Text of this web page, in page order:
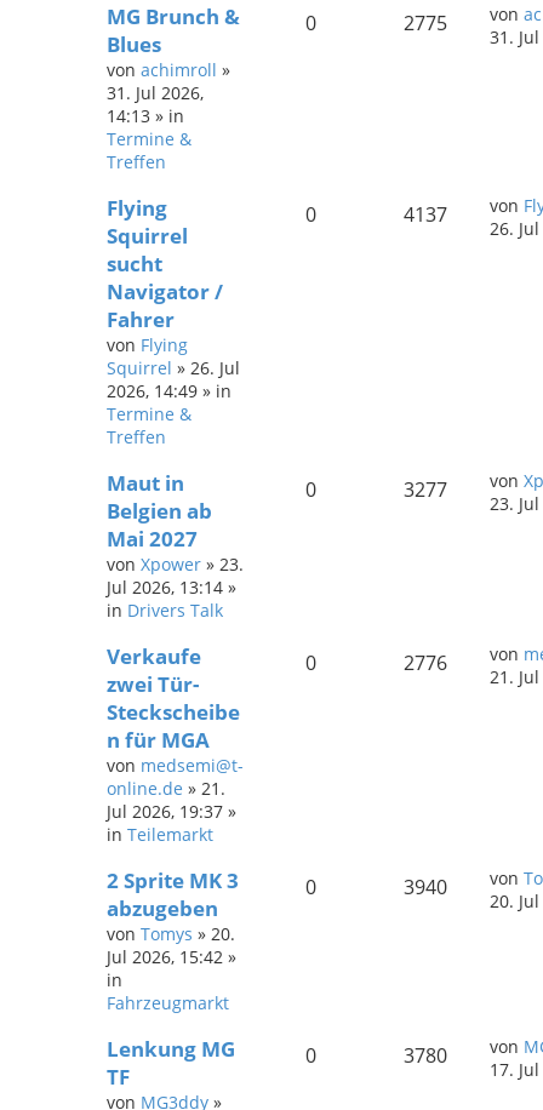
MG Brunch &
Blues
von achimroll »
31. Jul 2026,
14:13 » in
Termine &
Treffen
0 2775 von
31.
Flying
Squirrel
sucht
Navigator /
Fahrer
von Flying
Squirrel » 26. Jul
2026, 14:49 » in
Termine &
Treffen
0 4137 von
26.
Maut in
Belgien ab
Mai 2027
von Xpower » 23.
Jul 2026, 13:14 »
in Drivers Talk
0 3277 von
23.
Verkaufe
zwei Tür-
Steckscheibe
n für MGA
von medsemi@t-
online.de » 21.
Jul 2026, 19:37 »
in Teilemarkt
0 2776 von
21.
2 Sprite MK 3
abzugeben
von Tomys » 20.
Jul 2026, 15:42 »
in
Fahrzeugmarkt
0 3940 von
20.
Lenkung MG
TF
von MG3ddy »
0 3780 von
17.